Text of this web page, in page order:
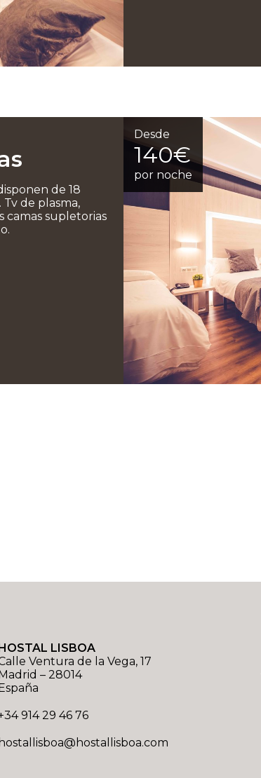
Desde
140€
por noche
de 18
de plasma,
camas supletorias
LISBOA
Ventura de la Vega, 17
–28014
914 29 46 76
hostallisboa@hostallisboa.com